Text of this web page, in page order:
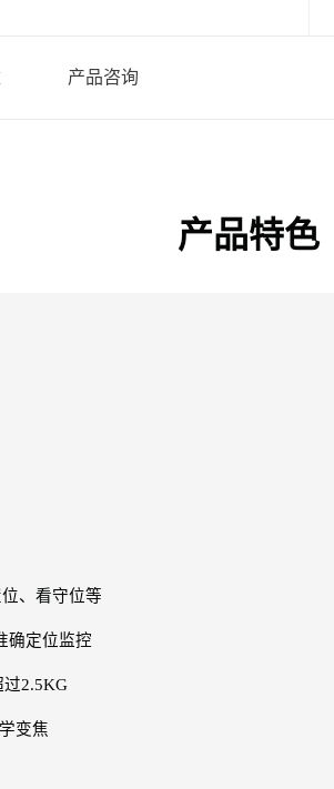
产品咨询
产品特色
、看守位等
确定位监控
2.5KG
变焦